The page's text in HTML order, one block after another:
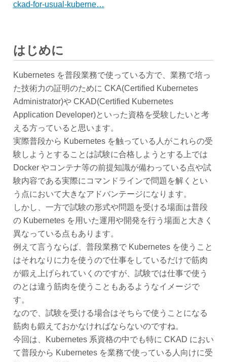
ckad-for-usual-kuberne…
はじめに
Kubernetes を普段業務で使っている方で、業務で培っ
た技術力の証明のために CKA(Certified Kubernetes
Administrator)や CKAD(Certified Kubernetes
Application Developer)といった資格を受験したいと考
える方っていると思います。
実際普段から Kubernetes を触っている人がこれらの受
験しようとすることは試験に合格しようとする上では
Docker やコンテナ等の前提知識が備わっている点や試
験内容である実際にコマンドラインで問題を解くとい
う点において大きなアドバンテージになります。
しかし、一方で試験の形式や問題を受ける場面は普段
の Kubernetes を用いた運用や開発を行う場面と大きく
異なっている点もあります。
例えて言うならば、普段業務で Kubernetes を使うこと
はそれなりに力を使うので仕事をしているだけで筋肉
が鍛え上げられていくのですが、試験では仕事で使う
のとは違う筋肉を使うこともあるようなイメージで
す。
なので、試験を受ける場合はそちらで使うことになる
筋肉も鍛えておかなければならないのですね。
今回は、Kubernetes 系資格の中でも特に CKAD におい
て普段から Kubernetes を業務で使っている人向けに受